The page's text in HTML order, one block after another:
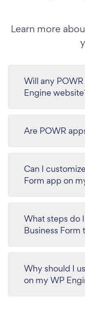
Learn more
Will any
Engine
Are POWR
Can I
Form app on
What steps do
Business Form
Why should I
on my WP